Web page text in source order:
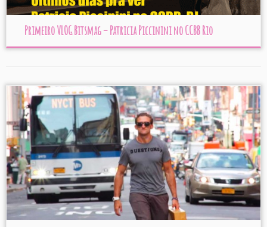
Primeiro VLOG Bitsmag – Patricia Piccinini no CCBB Rio